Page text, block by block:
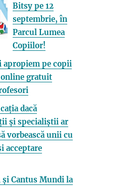
Bitsy pe 12
septembrie, în
Parcul Lumea
Copiilor!
apropiem pe copii
gratuit
dacă
și specialiștii ar
vorbească unii cu
acceptare
Cantus Mundi la